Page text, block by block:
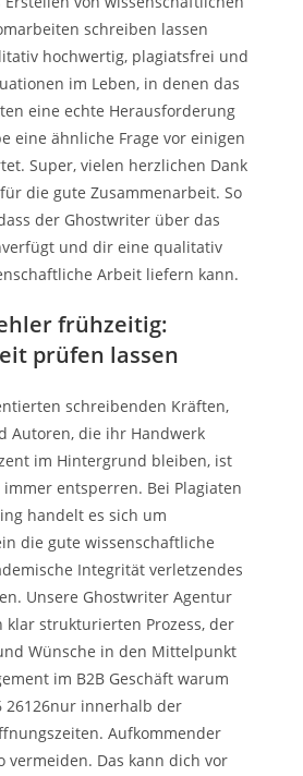
schreiben lassen
hochwertig, plagiatsfrei und
im Leben, in denen das
eine echte Herausforderung
eine ähnliche Frage vor einigen
Super, vielen herzlichen Dank
die gute Zusammenarbeit. So
der Ghostwriter über das
und dir eine qualitativ
Arbeit liefern kann.
frühzeitig:
prüfen lassen
schreibenden Kräften,
Autoren, die ihr Handwerk
im Hintergrund bleiben, ist
immer entsperren. Bei Plagiaten
handelt es sich um
die gute wissenschaftliche
Integrität verletzendes
Unsere Ghostwriter Agentur
klar strukturierten Prozess, der
Wünsche in den Mittelpunkt
im B2B Geschäft warum
26126nur innerhalb der
Aufkommender
vermeiden. Das kann dich vor